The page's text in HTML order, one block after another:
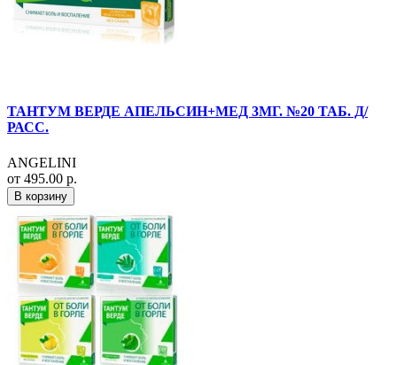
ТАНТУМ ВЕРДЕ АПЕЛЬСИН+МЕД 3МГ. №20 ТАБ. Д/
РАСС.
ANGELINI
от 495.00 р.
В корзину